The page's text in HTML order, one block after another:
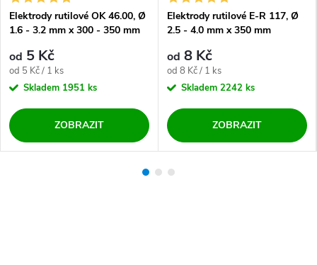
Elektrody rutilové OK 46.00, Ø
1.6 - 3.2 mm x 300 - 350 mm
od 5 Kč
Měrná cena:
od 5 Kč / 1 ks
Skladem 1951 ks
ZOBRAZIT
Elektrody rutilové E-R 117, Ø
2.5 - 4.0 mm x 350 mm
od 8 Kč
Měrná cena:
od 8 Kč / 1 ks
Skladem 2242 ks
ZOBRAZIT